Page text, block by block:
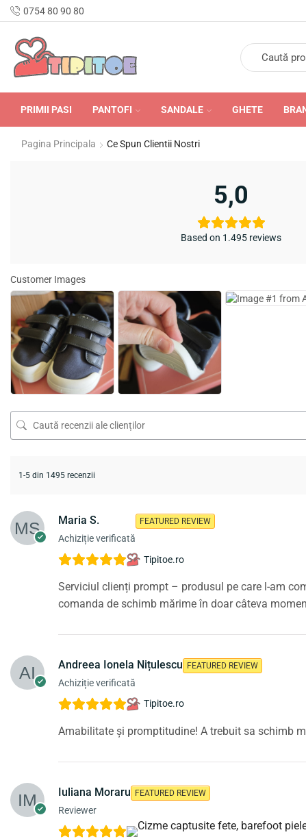
0754 80 90 80
în 24-48 de ore.
PRIMII PASI PANTOFI SANDALE GHETE
Pagina Principala Ce Spun Clientii Nostri
5,0
Based on 1.495 reviews
Customer Images
1-5 din 1495 recenzii
Maria S.
Achiziție verificată
FEATURED REVIEW
Tipitoe.ro
Serviciul clienți prompt – produsul pe care l-am
comanda de schimb mărime în doar câteva
Andreea Ionela Nițulescu
Achiziție verificată
FEATURED REVIEW
Tipitoe.ro
Amabilitate și promptitudine! A trebuit sa schimb
Iuliana Moraru
Reviewer
FEATURED REVIEW